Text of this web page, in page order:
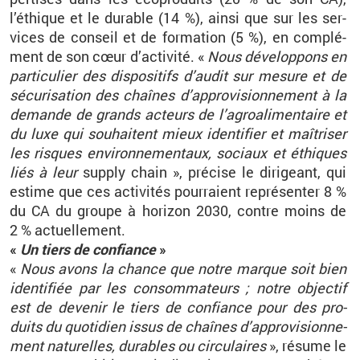
l’éthique et le du­rable (14 %), ainsi que sur les ser­
vices de conseil et de for­ma­tion (5 %), en com­plé­
ment de son cœur d’ac­ti­vité. « Nous dé­ve­lop­pons en
par­ti­cu­lier des dis­po­si­tifs d’au­dit sur me­sure et de
sé­cu­ri­sa­tion des chaînes d’ap­pro­vi­sion­ne­ment à la
de­mande de grands ac­teurs de l’agroa­li­men­taire et
du luxe qui sou­haitent mieux iden­ti­fier et maî­tri­ser
les risques en­vi­ron­ne­men­taux, so­ciaux et éthiques
liés à leur sup­ply chain », pré­cise le di­ri­geant, qui
es­time que ces ac­ti­vi­tés pour­raient re­pré­sen­ter 8 %
du CA du groupe à ho­ri­zon 2030, contre moins de
2 % ac­tuel­le­ment.
« Un tiers de confiance »
« Nous avons la chance que notre marque soit bien
iden­ti­fiée par les consom­ma­teurs ; notre ob­jec­tif
est de de­ve­nir le tiers de confiance pour des pro­
duits du quo­ti­dien issus de chaînes d’ap­pro­vi­sion­ne­
ment na­tu­relles, du­rables ou cir­cu­laires », ré­sume le